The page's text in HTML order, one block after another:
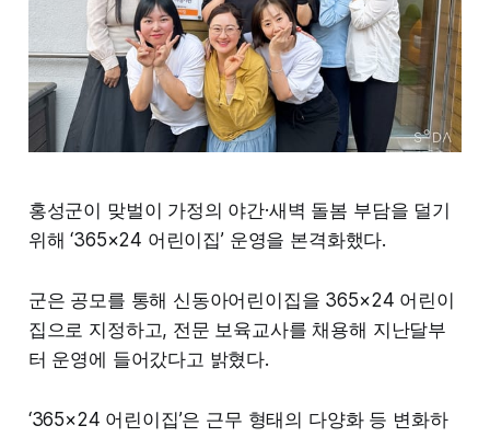
홍성군이 맞벌이 가정의 야간·새벽 돌봄 부담을 덜기
위해 ‘365×24 어린이집’ 운영을 본격화했다.
군은 공모를 통해 신동아어린이집을 365×24 어린이
집으로 지정하고, 전문 보육교사를 채용해 지난달부
터 운영에 들어갔다고 밝혔다.
‘365×24 어린이집’은 근무 형태의 다양화 등 변화하